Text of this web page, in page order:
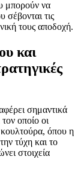
μπορούν να
σέβονται τις
τους αποδοχή.
και
σημαντικά
οποίο οι
κουλτούρα, όπου η
τύχη και το
στοιχεία